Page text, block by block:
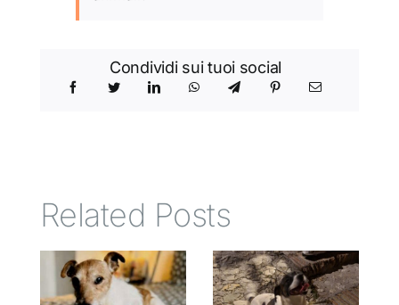
Condividi sui tuoi social
Related Posts